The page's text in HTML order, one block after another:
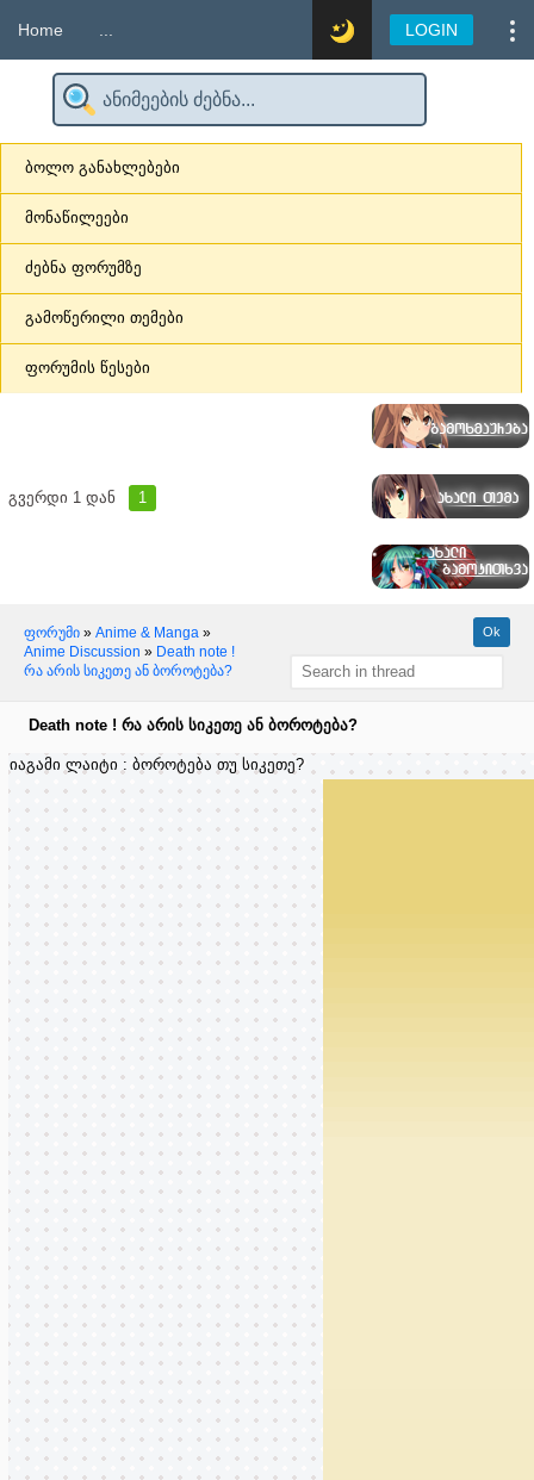
Home LOGIN
ბოლო განახლებები
მონაწილეები
ძებნა ფორუმზე
გამოწერილი თემები
ფორუმის წესები
გვერდი 1 დან 1
ფორუმი » Anime & Manga »
Anime Discussion » Death note !
რა არის სიკეთე ან ბოროტება?
Death note ! რა არის სიკეთე ან ბოროტება?
იაგამი ლაიტი : ბოროტება თუ სიკეთე?